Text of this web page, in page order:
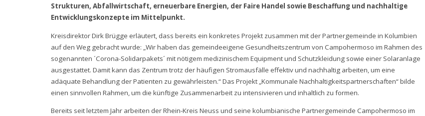
Strukturen, Abfallwirtschaft, erneuerbare Energien, der Faire Handel sowie Beschaffung und nachhaltige
Entwicklungskonzepte im Mittelpunkt.
Kreisdirektor Dirk Brügge erläutert, dass bereits ein konkretes Projekt zusammen mit der Partnergemeinde in Kolumbien
auf den Weg gebracht wurde: „Wir haben das gemeindeeigene Gesundheitszentrum von Campohermoso im Rahmen des
sogenannten ´Corona-Solidarpakets´ mit nötigem medizinischem Equipment und Schutzkleidung sowie einer Solaranlage
ausgestattet. Damit kann das Zentrum trotz der häufigen Stromausfälle effektiv und nachhaltig arbeiten, um eine
adäquate Behandlung der Patienten zu gewährleisten.“ Das Projekt „Kommunale Nachhaltigkeitspartnerschaften“ bilde
einen sinnvollen Rahmen, um die künftige Zusammenarbeit zu intensivieren und inhaltlich zu formen.
Bereits seit letztem Jahr arbeiten der Rhein-Kreis Neuss und seine kolumbianische Partnergemeinde Campohermoso im